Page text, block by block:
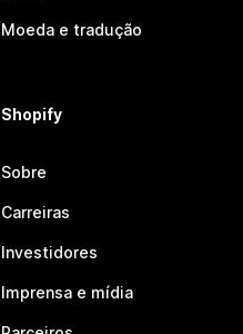
Moeda e tradução
Shopify
Sobre
Carreiras
Investidores
Imprensa e mídia